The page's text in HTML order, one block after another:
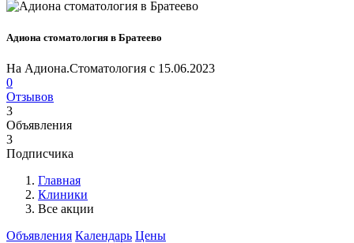
Адиона стоматология в Братеево
На Адиона.Стоматология с 15.06.2023
0
Отзывов
3
Объявления
3
Подписчика
Главная
Клиники
Все акции
Объявления Календарь Цены